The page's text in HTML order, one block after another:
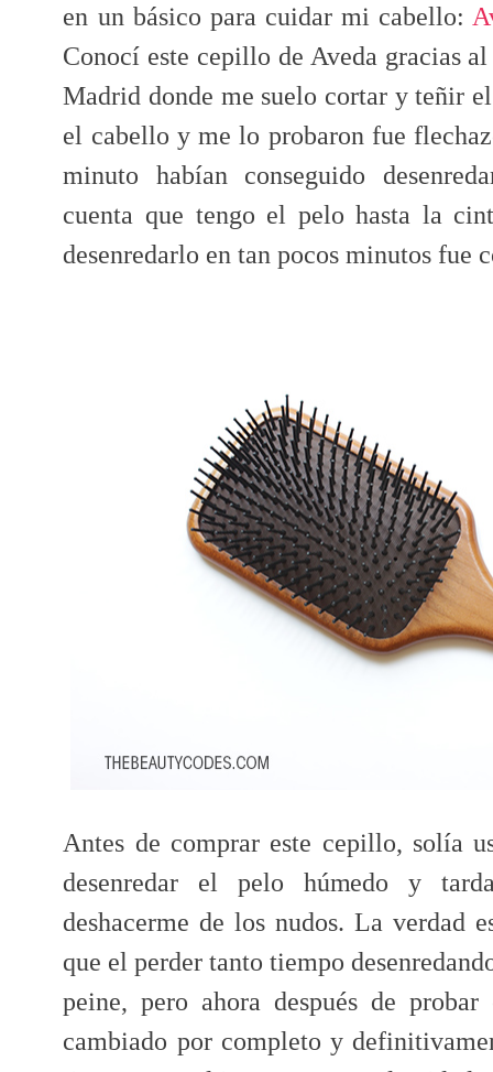
en un básico para cuidar mi cabello:
Conocí este cepillo de Aveda gracias
Madrid donde me suelo cortar y teñir
el cabello y me lo probaron fue
minuto habían conseguido
cuenta que tengo el pelo hasta la
desenredarlo en tan pocos minutos fue
Antes de comprar este cepillo, solía
desenredar el pelo húmedo y
deshacerme de los nudos. La verdad
que el perder tanto tiempo
peine, pero ahora después de
cambiado por completo y